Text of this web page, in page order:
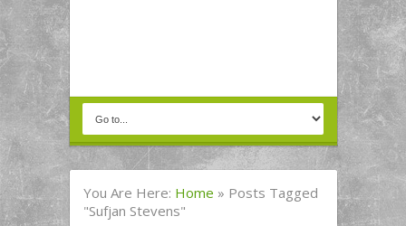
You Are Here: Home » Posts Tagged
"Sufjan Stevens"